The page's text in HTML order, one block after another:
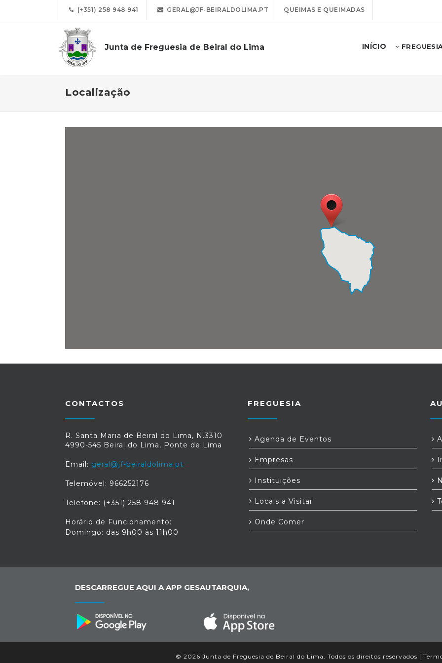
(+351) 258 948 941 GERAL@JF-BEIRALDOLIMA.PT QUEIMAS E QUEIMADAS
Junta de Freguesia de Beiral do Lima INÍCIO
Localização
CONTACTOS
R. Santa Maria de Beiral do Lima, N.3310
4990-545 Beiral do Lima, Ponte de Lima
Email: geral@jf-beiraldolima.pt
Telemóvel: 966252176
Telefone: (+351) 258 948 941
Horário de Funcionamento:
Domingo: das 9h00 às 11h00
FREGUESIA
Agenda de Eventos
Empresas
Instituições
Locais a Visitar
Onde Comer
DESCARREGUE AQUI A APP GESAUTARQUIA,
© 2026 Junta de Freguesia de Beiral do Lima. Todos os direitos reservados |